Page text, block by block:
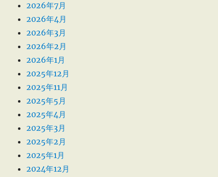
2026年7月
2026年4月
2026年3月
2026年2月
2026年1月
2025年12月
2025年11月
2025年5月
2025年4月
2025年3月
2025年2月
2025年1月
2024年12月